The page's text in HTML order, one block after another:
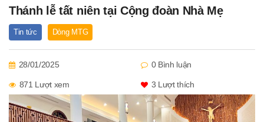
Thánh lễ tất niên tại Cộng đoàn Nhà Mẹ
Tin tức Dòng MTG
28/01/2025 0 Bình luận
871 Lượt xem 3 Lượt thích